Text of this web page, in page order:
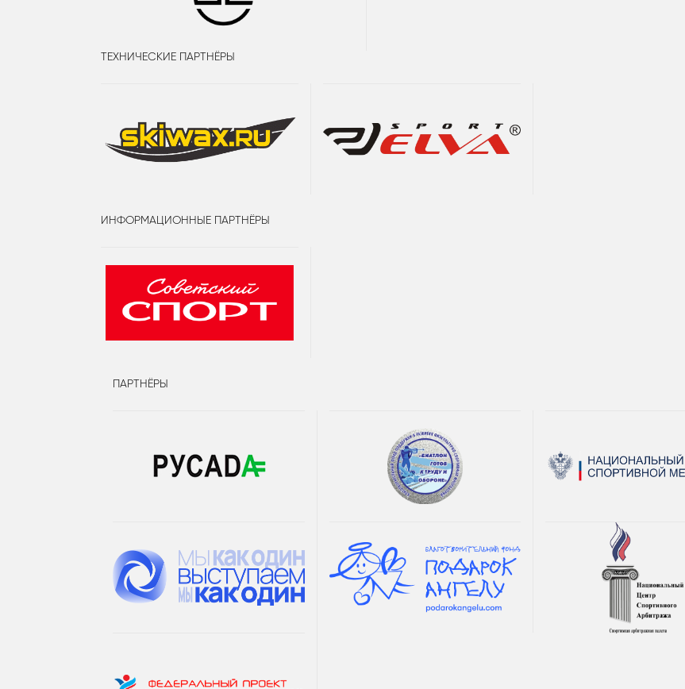
ТЕХНИЧЕСКИЕ ПАРТНЁРЫ
ИНФОРМАЦИОННЫЕ ПАРТНЁРЫ
ПАРТНЁРЫ